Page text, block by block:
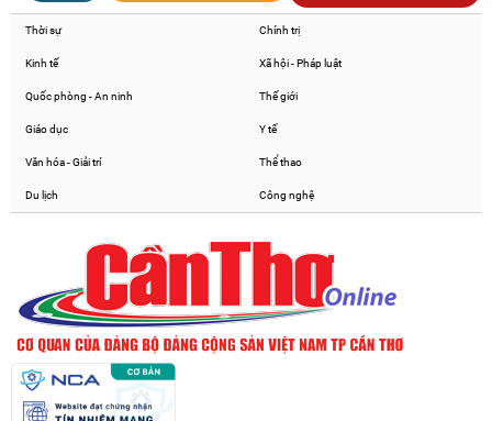
Thời sự Chính trị
Kinh tế Xã hội - Pháp luật
Quốc phòng - An ninh Thế giới
Giáo dục Y tế
Văn hóa - Giải trí Thể thao
Du lịch Công nghệ